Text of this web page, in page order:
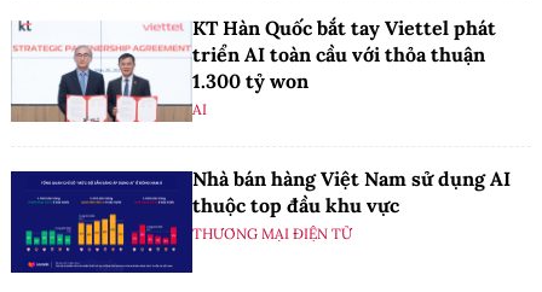
KT Hàn Quốc bắt tay Viettel phát
triển AI toàn cầu với thỏa thuận
1.300 tỷ won
AI
Nhà bán hàng Việt Nam sử dụng AI
thuộc top đầu khu vực
THƯƠNG MẠI ĐIỆN TỬ